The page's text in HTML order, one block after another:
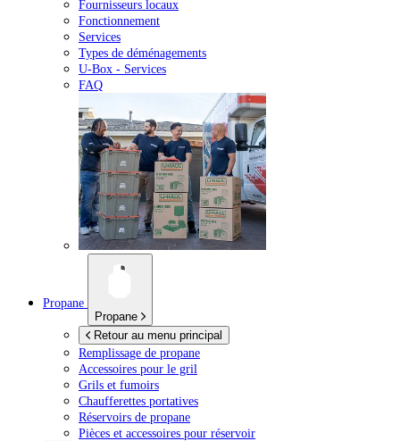
Fournisseurs locaux
Fonctionnement
Services
Types de déménagements
U-Box - Services
FAQ
Propane
Propane
Retour au menu principal
Remplissage de propane
Accessoires pour le gril
Grils et fumoirs
Chaufferettes portatives
Réservoirs de propane
Pièces et accessoires pour réservoir